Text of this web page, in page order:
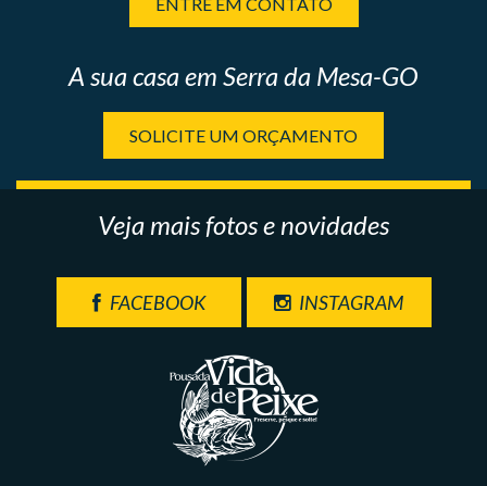
A sua casa em Serra da Mesa-GO
SOLICITE UM ORÇAMENTO
Veja mais fotos e novidades
FACEBOOK INSTAGRAM